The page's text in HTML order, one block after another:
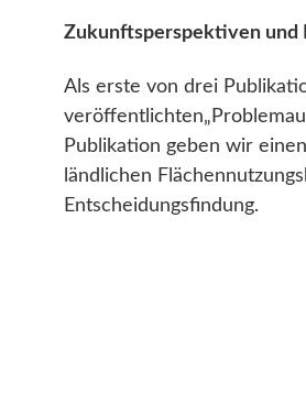
Zukunftsperspektiven und
Als erste von drei
Publikation geben wir
ländlichen
Entscheidungsfindung.